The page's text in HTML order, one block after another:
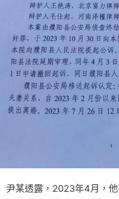
尹某透露，2023年4月，